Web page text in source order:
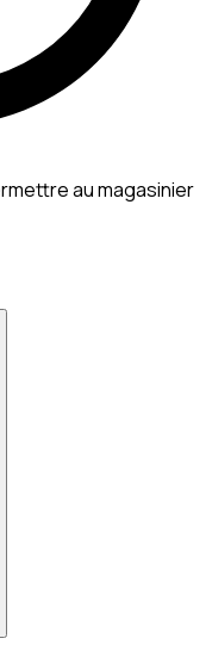
au magasinier